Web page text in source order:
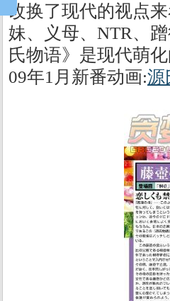
改换了现代的视点
妹、义母、NTR、
氏物语》是现代萌化
09年1月新番动画:源